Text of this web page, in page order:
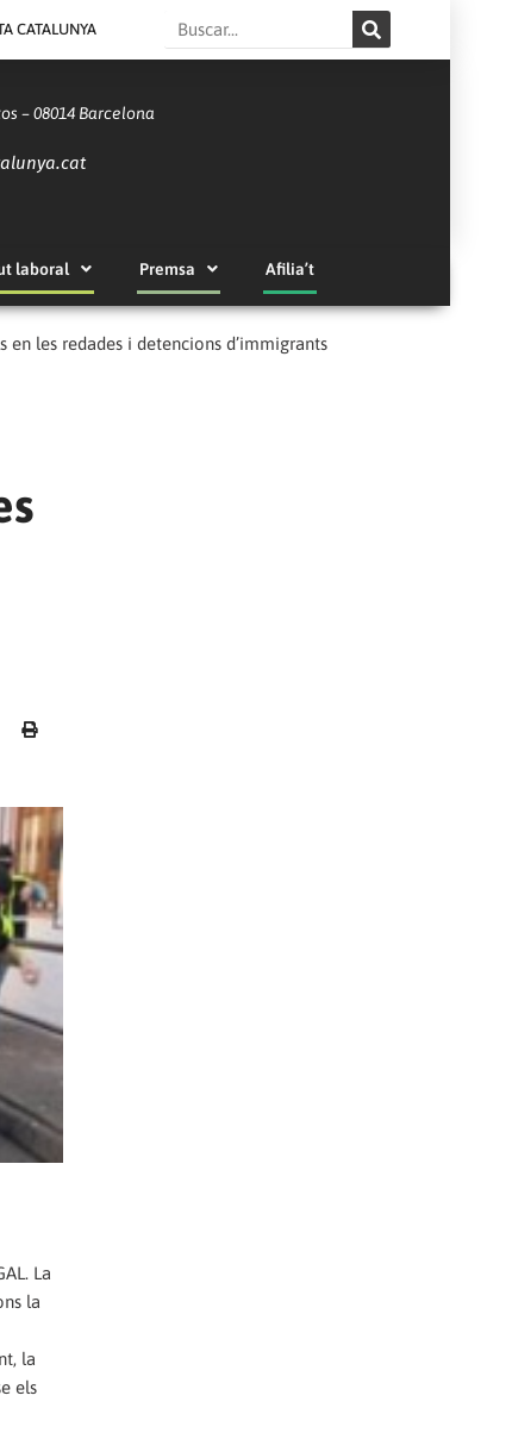
CATALUNYA Search
– 08014 Barcelona
laboral Premsa Afilia’t
en les redades i detencions d’immigrants
La
la
la
els